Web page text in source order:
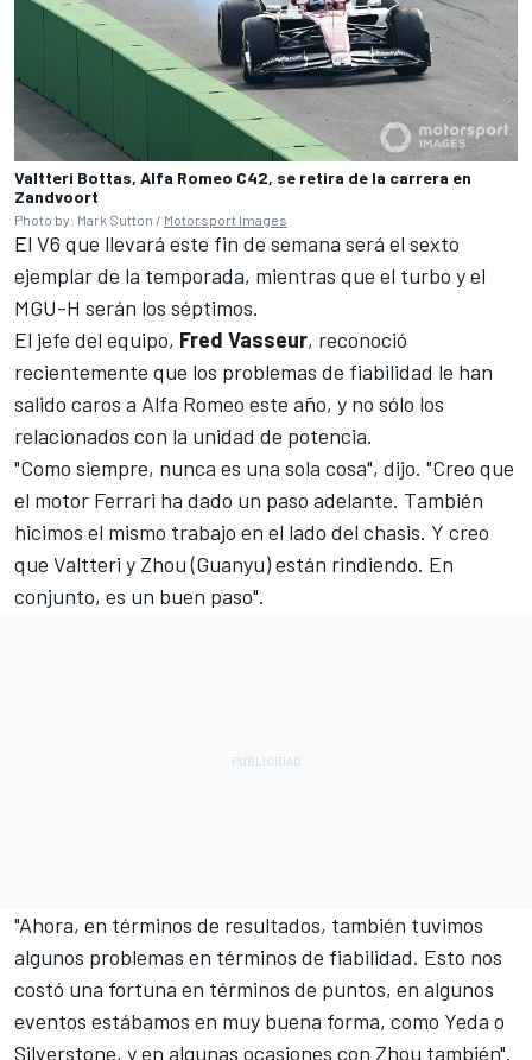
Valtteri Bottas, Alfa Romeo C42, se retira de la carrera en
Zandvoort
Photo by: Mark Sutton / Motorsport Images
El V6 que llevará este fin de semana será el sexto
ejemplar de la temporada, mientras que el turbo y el
MGU-H serán los séptimos.
El jefe del equipo, Fred Vasseur, reconoció
recientemente que los problemas de fiabilidad le han
salido caros a Alfa Romeo este año, y no sólo los
relacionados con la unidad de potencia.
"Como siempre, nunca es una sola cosa", dijo. "Creo que
el motor Ferrari ha dado un paso adelante. También
hicimos el mismo trabajo en el lado del chasis. Y creo
que Valtteri y Zhou (Guanyu) están rindiendo. En
conjunto, es un buen paso".
"Ahora, en términos de resultados, también tuvimos
algunos problemas en términos de fiabilidad. Esto nos
costó una fortuna en términos de puntos, en algunos
eventos estábamos en muy buena forma, como Yeda o
Silverstone, y en algunas ocasiones con Zhou también".